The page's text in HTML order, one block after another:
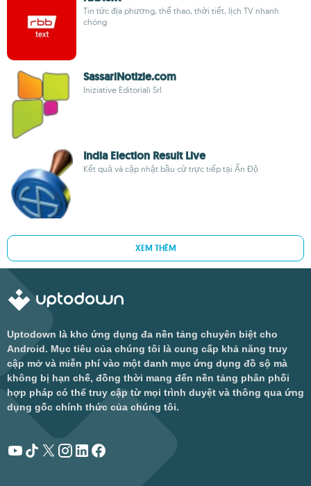
Tin tức địa phương, thể thao, thời tiết, lịch TV nhanh
chóng
SassariNotizie.com
Iniziative Editoriali Srl
India Election Result Live
Kết quả và cập nhật bầu cử trực tiếp tại Ấn Độ
XEM THÊM
Uptodown là kho ứng dụng đa nền tảng chuyên biệt cho
Android. Mục tiêu của chúng tôi là cung cấp khả năng truy
cập mở và miễn phí vào một danh mục ứng dụng đồ sộ mà
không bị hạn chế, đồng thời mang đến nền tảng phân phối
hợp pháp có thể truy cập từ mọi trình duyệt và thông qua ứng
dụng gốc chính thức của chúng tôi.